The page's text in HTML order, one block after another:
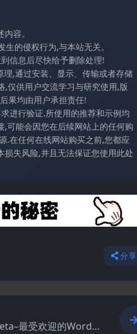
容。
的侵权行为,与本站无关。
信息后尽快给予删除处理!
,通过安装、显示、传输或者存储
,仅供用户交流学习与研究使用,版
果均由用户承担责任!
进行验证.所使用的推荐和示例均
可能会因您在后续网站上的任何购
.在任何在线网站购买之前,您都应
失风险,并且无法保证您使用此处
分享
最受欢迎的WordP